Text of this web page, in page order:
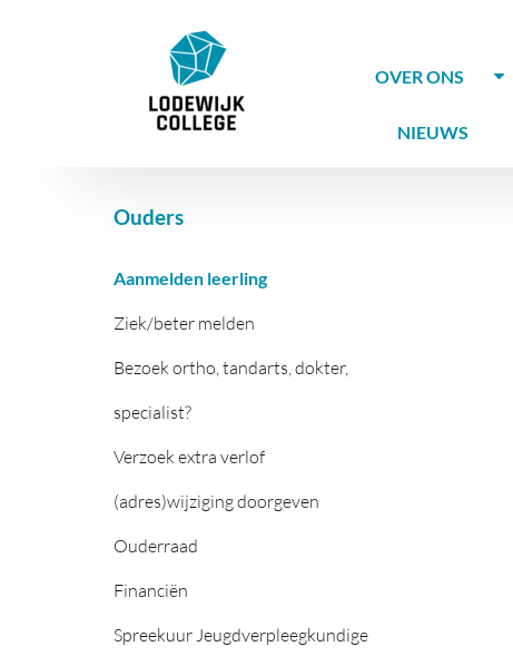
OVER ONS
NIEUWS
Ouders
Aanmelden leerling
Ziek/beter melden
Bezoek ortho, tandarts, dokter,
specialist?
Verzoek extra verlof
(adres)wijziging doorgeven
Ouderraad
Financiën
Spreekuur Jeugdverpleegkundige